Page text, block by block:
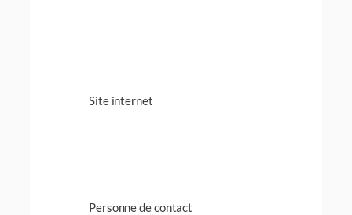
Site internet
Personne de contact